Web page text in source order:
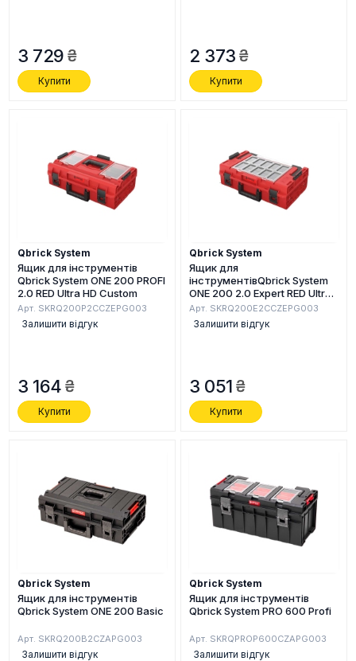
3 729
Купити
2 373
Купити
Qbrick System
Ящик для інструментів
Qbrick System ONE 200 PROFI
2.0 RED Ultra HD Custom
Арт. SKRQ200P2CCZEPG003
Залишити відгук
3 164
Купити
Qbrick System
Ящик для
інструментівQbrick System
ONE 200 2.0 Expert RED Ultra
HD Custom
Арт. SKRQ200E2CCZEPG003
Залишити відгук
3 051
Купити
Qbrick System
Ящик для інструментів
Qbrick System ONE 200 Basic
Арт. SKRQ200B2CZAPG003
Залишити відгук
Qbrick System
Ящик для інструментів
Qbrick System PRO 600 Profi
Арт. SKRQPROP600CZAPG003
Залишити відгук